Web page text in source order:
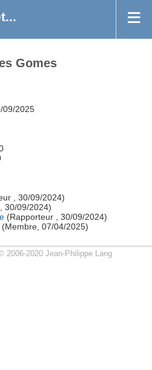
Gomes
09/2025
, 30/09/2024)
30/09/2024)
(Rapporteur , 30/09/2024)
(Membre, 07/04/2025)
2006-2020 Jean-Philippe Lang